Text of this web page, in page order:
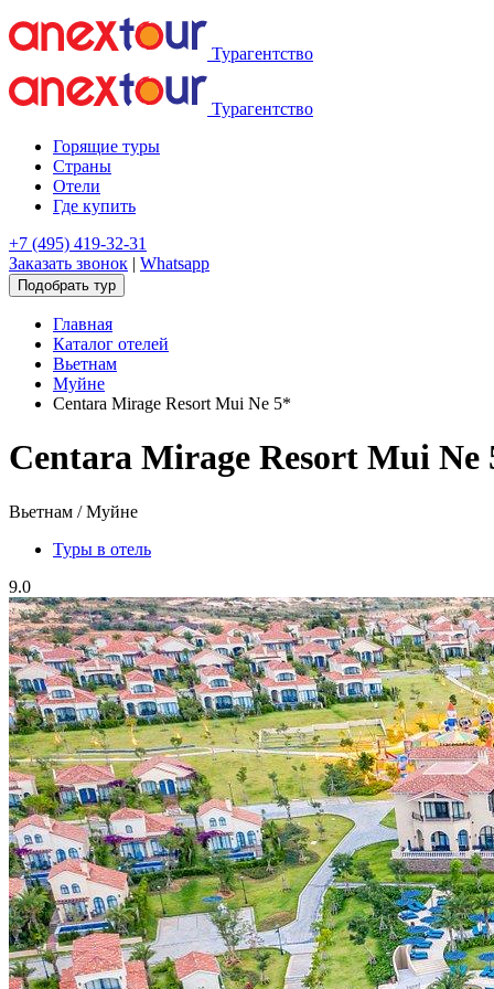
Турагентство
Турагентство
Горящие туры
Страны
Отели
Где купить
+7 (495) 419-32-31
Заказать звонок | Whatsapp
Подобрать тур
Главная
Каталог отелей
Вьетнам
Муйне
Centara Mirage Resort Mui Ne 5*
Centara Mirage Resort Mui Ne
Вьетнам / Муйне
Туры в отель
9.0